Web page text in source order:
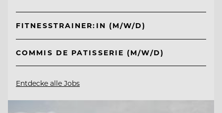
FITNESSTRAINER:IN (M/W/D)
COMMIS DE PATISSERIE (M/W/D)
Entdecke alle Jobs